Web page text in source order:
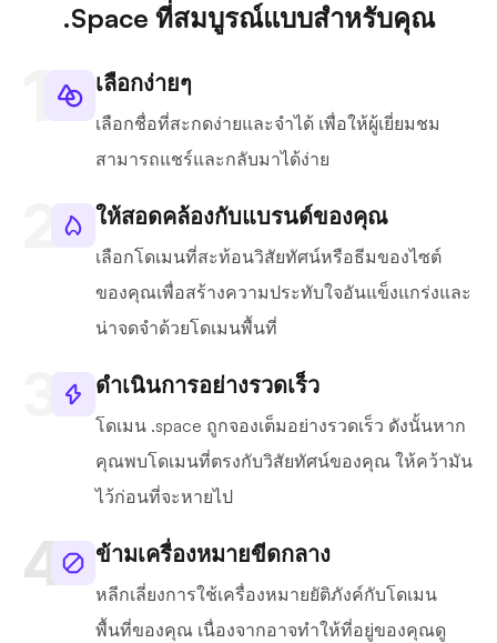
.Space ที่สมบูรณ์แบบสำหรับคุณ
เลือกง่ายๆ
เลือกชื่อที่สะกดง่ายและจำได้ เพื่อให้ผู้เยี่ยมชม
สามารถแชร์และกลับมาได้ง่าย
ให้สอดคล้องกับแบรนด์ของคุณ
เลือกโดเมนที่สะท้อนวิสัยทัศน์หรือธีมของไซต์
ของคุณเพื่อสร้างความประทับใจอันแข็งแกร่งและ
น่าจดจำด้วยโดเมนพื้นที่
ดำเนินการอย่างรวดเร็ว
โดเมน .space ถูกจองเต็มอย่างรวดเร็ว ดังนั้นหาก
คุณพบโดเมนที่ตรงกับวิสัยทัศน์ของคุณ ให้คว้ามัน
ไว้ก่อนที่จะหายไป
ข้ามเครื่องหมายขีดกลาง
หลีกเลี่ยงการใช้เครื่องหมายยัติภังค์กับโดเมน
พื้นที่ของคุณ เนื่องจากอาจทำให้ที่อยู่ของคุณดู